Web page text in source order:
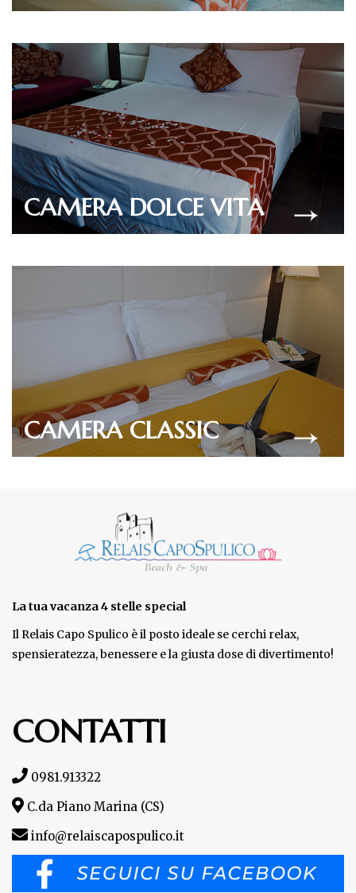
CAMERA DOLCE VITA
CAMERA CLASSIC
La tua vacanza 4 stelle special
Il Relais Capo Spulico è il posto ideale se cerchi relax,
spensieratezza, benessere e la giusta dose di divertimento!
CONTATTI
0981.913322
C.da Piano Marina (CS)
info@relaiscapospulico.it